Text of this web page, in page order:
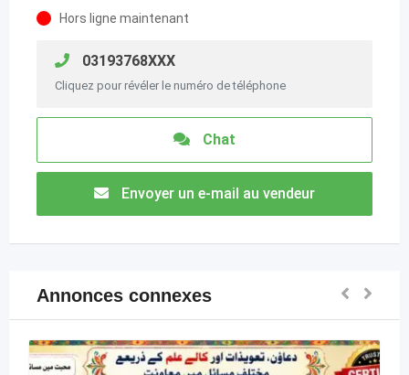
Hors ligne maintenant
03193768XXX
Cliquez pour révéler le numéro de téléphone
Chat
Envoyer un e-mail au vendeur
Annonces connexes